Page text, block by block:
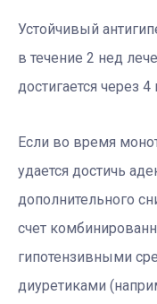
Устойчивый
в течение 2 нед
достигается через
Если во время
удается достичь
дополнительного
счет
гипотензивными
диуретиками